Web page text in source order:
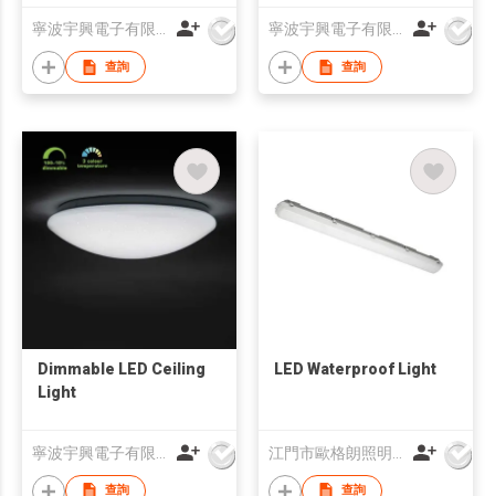
寧波宇興電子有限公司
查詢
寧波宇興電子有限公司
查詢
Dimmable LED Ceiling
Light
查詢
LED Waterproof Light
查詢